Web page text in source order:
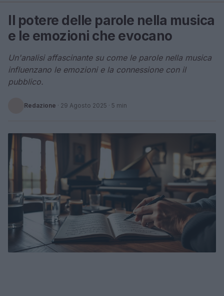
Cerca ⌕ ×
Il potere delle parole nella musica
e le emozioni che evocano
Un'analisi affascinante su come le parole nella musica
influenzano le emozioni e la connessione con il
pubblico.
Redazione · 29 Agosto 2025 · 5 min